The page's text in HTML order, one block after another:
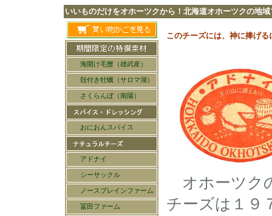
いいものだけをオホーツクから！北海道オホーツクの地
このチーズには、神に捧げ
オホーツク
チーズは１９